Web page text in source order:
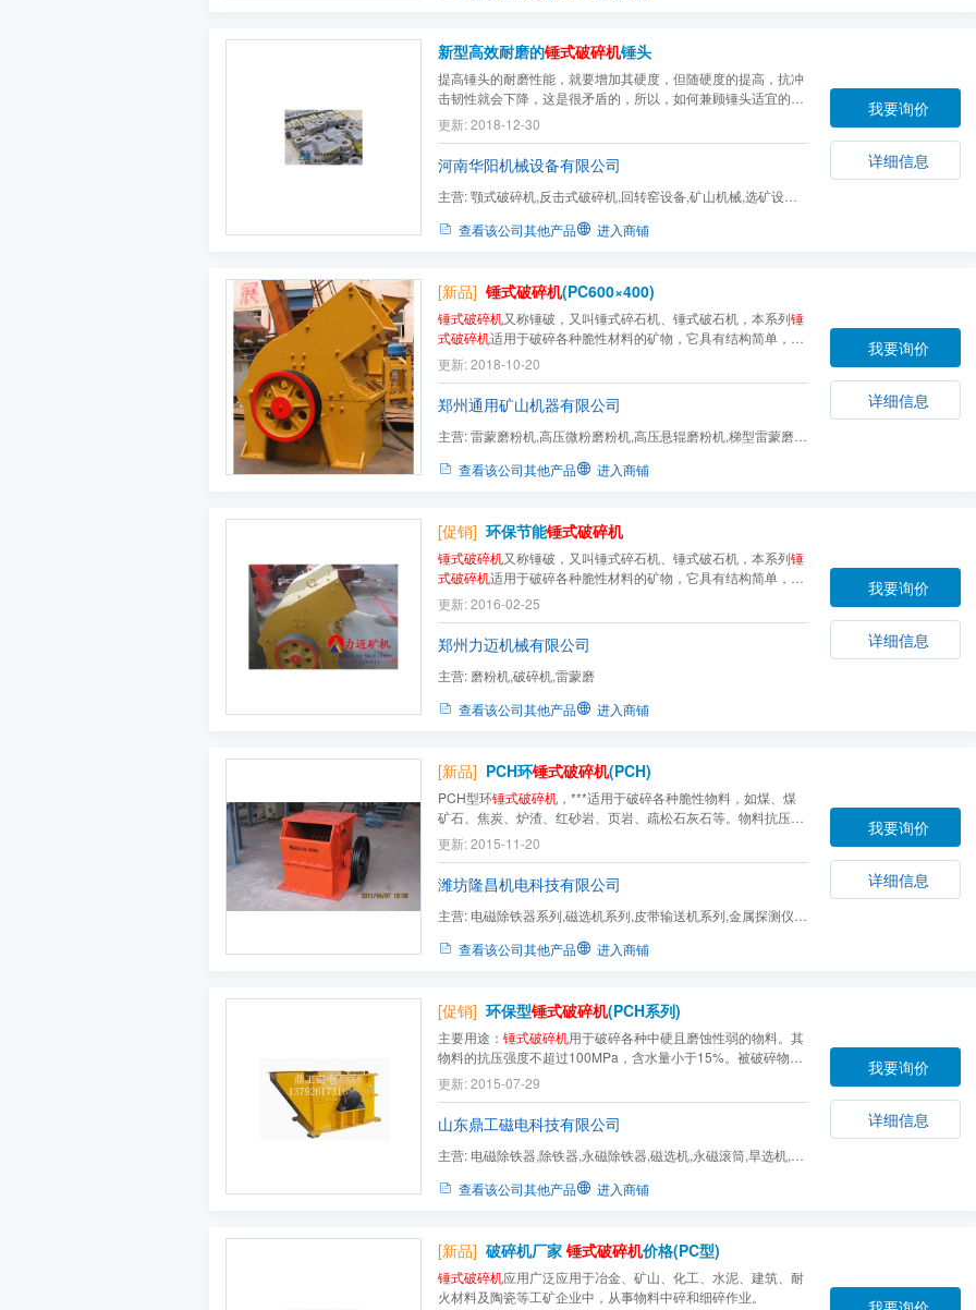
新型高效耐磨的锤式破碎机锤头
提高锤头的耐磨性能，就要增加其硬度，但随硬度的提高，抗冲
击韧性就会下降，这是很矛盾的，所以，如何兼顾锤头适宜的硬
度和良好的抗冲击韧性是提高锤头耐磨性能的关键。我们华阳机
械针对遇到石灰石中SiO2含量高或者结晶尺寸偏大时，锤头寿命
严重恶化，破碎成本急剧增高，成功研发又一力作“大金牙”...
更新: 2018-12-30
河南华阳机械设备有限公司
主营:颚式破碎机,反击式破碎机,回转窑设备,矿山机械,选矿设备,
查看该公司其他产品 进入商铺
我要询价
详细信息
[新品] 锤式破碎机(PC600×400)
锤式破碎机又称锤破，又叫锤式碎石机、锤式破石机，本系列锤
式破碎机适用于破碎各种脆性材料的矿物，它具有结构简单，破
碎比大，生产效率高等特点，可作干、湿两种形式破碎，
碎机
更新: 2018-10-20
郑州通用矿山机器有限公司
主营:雷蒙磨粉机,高压微粉磨粉机,高压悬辊磨粉机,梯型雷蒙磨,
查看该公司其他产品 进入商铺
我要询价
详细信息
[促销] 环保节能锤式破碎机
锤式破碎机又称锤破，又叫锤式碎石机、锤式破石机，本系列锤
式破碎机适用于破碎各种脆性材料的矿物，它具有结构简单，破
碎比大，生产效率高等特点，可作干、湿两种形式破碎，
碎机
超过100MPa，含水率小于15%。被破碎物料为煤，盐，白
垩、...
更新: 2016-02-25
郑州力迈机械有限公司
主营: 磨粉机,破碎机,雷蒙磨
查看该公司其他产品
进入商铺
我要询价
详细信息
[新品] PCH环锤式破碎机(PCH)
PCH型环锤式破碎机 ，***适用于破碎各种脆性物料，如煤、煤
矿石、焦炭、炉渣、红砂岩、页岩、疏松石灰石等。物料抗压强
度不超过100MPa，表面水份不大于15%。该设备可根据用户要
求调整间隙，改变出料粒度，以满足不同用户的不同需求。
更新: 2015-11-20
潍坊隆昌机电科技有限公司
主营: 电磁除铁器系列,磁选机系列,皮带输送机系列,金属探测仪系
查看该公司其他产品 进入商铺
我要询价
详细信息
[促销] 环保型锤式破碎机(PCH系列)
主要用途： 锤式破碎机用于破碎各种中硬且磨蚀性弱的物料。其
物料的抗压强度不超过100MPa，含水量小于15%。被破碎物料
为煤、盐、石膏、砖瓦、石灰石等。还用于破碎纤维结构、弹性
和韧性较强的碎木头、纸张或破碎石棉水泥的废料以回收石棉纤
维等等。
更新: 2015-07-29
山东鼎工磁电科技有限公司
主营: 电磁除铁器,除铁器,永磁除铁器,磁选机,永磁滚筒,旱选机,金
查看该公司其他产品 进入商铺
我要询价
详细信息
[新品] 破碎机厂家 锤式破碎机价格(PC型)
锤式破碎机应用广泛应用于冶金、矿山、化工、水泥、建筑、耐
火材料及陶瓷等工矿企业中，从事物料中碎和细碎作业。